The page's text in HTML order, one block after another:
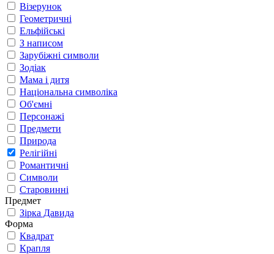
Візерунок
Геометричні
Ельфійські
З написом
Зарубіжні символи
Зодіак
Мама і дитя
Національна символіка
Об'ємні
Персонажі
Предмети
Природа
Релігійні
Романтичні
Символи
Старовинні
Предмет
Зірка Давида
Форма
Квадрат
Крапля